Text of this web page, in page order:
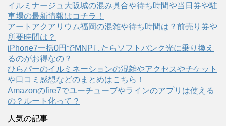
ま
す
)
い
ン
ド
開
す
)
イルミナージュ大阪城の混み具合や待ち時間や当日券や駐
車場の最新情報はコチラ！
アートアクアリウム福岡の混雑や待ち時間は？前売り券や
所要時間は？
iPhone7一括0円でMNPしたらソフトバンク光に乗り換え
るのがお得なの？
ひらパーのイルミネーションの混雑やアクセスやチケット
や口コミ感想などのまとめはこちら！
Amazonのfire7でユーチューブやラインのアプリは使える
の？ルート化って？
人気の記事